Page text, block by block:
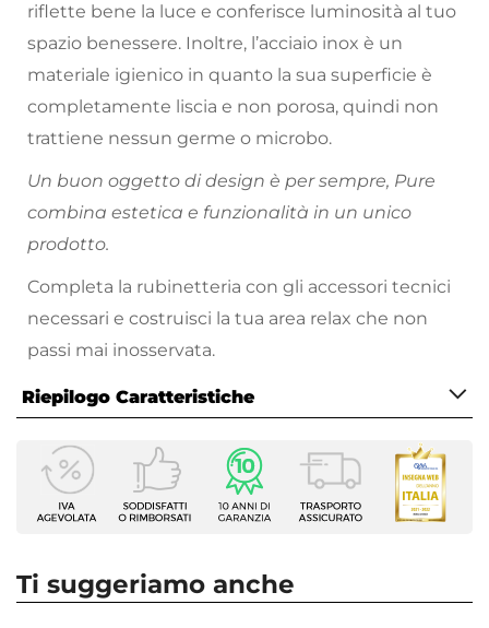
riflette bene la luce e conferisce luminosità al tuo
spazio benessere. Inoltre, l’acciaio inox è un
materiale igienico in quanto la sua superficie è
completamente liscia e non porosa, quindi non
trattiene nessun germe o microbo.
Un buon oggetto di design è per sempre, Pure
combina estetica e funzionalità in un unico
prodotto.
Completa la rubinetteria con gli accessori tecnici
necessari e costruisci la tua area relax che non
passi mai inosservata.
Riepilogo Caratteristiche
Caratteristiche Generali
Tipologia Set
Lavabo - Bidet - Vasca
Marca
Ti suggeriamo anche